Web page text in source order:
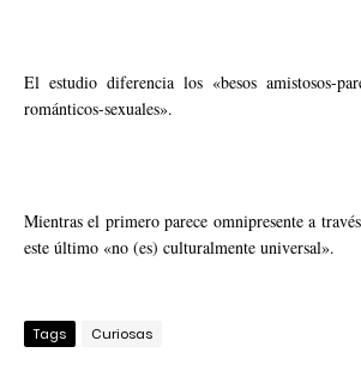
El estudio diferencia los «besos amistosos-
románticos-sexuales».
Mientras el primero parece omnipresente a
este último «no (es) culturalmente universal».
Tags Curiosas